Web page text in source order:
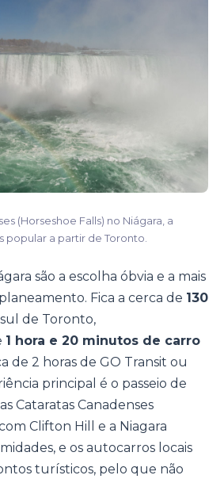
(Horseshoe Falls) no Niágara, a
popular a partir de Toronto.
são a escolha óbvia e a mais
Fica a cerca de 130
de Toronto,
1 hora e 20 minutos de carro
de 2 horas de GO Transit ou
principal é o passeio de
Cataratas Canadenses
Clifton Hill e a Niagara
e os autocarros locais
turísticos, pelo que não